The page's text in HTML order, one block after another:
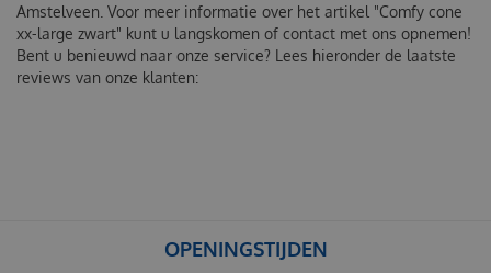
Amstelveen. Voor meer informatie over het artikel "Comfy cone
xx-large zwart" kunt u langskomen of contact met ons opnemen!
Bent u benieuwd naar onze service? Lees hieronder de laatste
reviews van onze klanten:
OPENINGSTIJDEN